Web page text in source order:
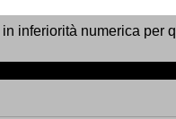
inferiorità numerica per